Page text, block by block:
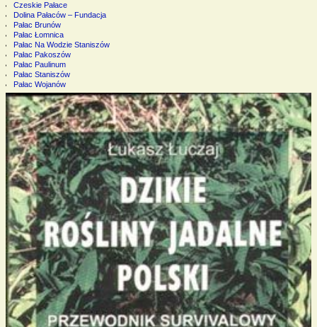
Czeskie Pałace
Dolina Pałaców – Fundacja
Pałac Brunów
Pałac Łomnica
Pałac Na Wodzie Staniszów
Pałac Pakoszów
Pałac Paulinum
Pałac Staniszów
Pałac Wojanów